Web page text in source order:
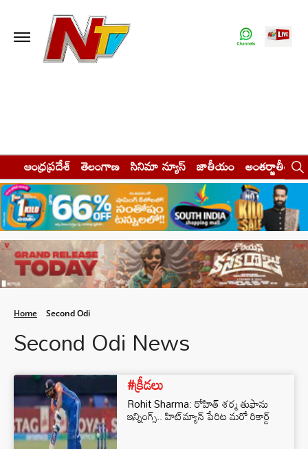
ఆంధ్రప్రదేశ్ తెలంగాణ సినిమా న్యూస్ జాతీయం అంతర్జాతీయం
Home Second Odi
Second Odi News
#క్రీడలు
Rohit Sharma: రోహిత్ శర్మ తుఫాను
ఇన్నింగ్స్.. హిట్‌మ్యాన్‌ పేరిట మరో రికార్డ్